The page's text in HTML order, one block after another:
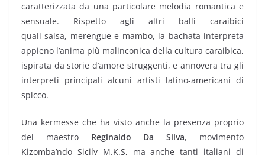
caratterizzata da una particolare melodia romantica e
sensuale. Rispetto agli altri balli caraibici
quali salsa, merengue e mambo, la bachata interpreta
appieno l’anima più malinconica della cultura caraibica,
ispirata da storie d’amore struggenti, e annovera tra gli
interpreti principali alcuni artisti latino-americani di
spicco.
Una kermesse che ha visto anche la presenza proprio
del maestroReginaldo Da Silva, movimento
Kizomba’ndo Sicily M.K.S, ma anche tanti italiani di